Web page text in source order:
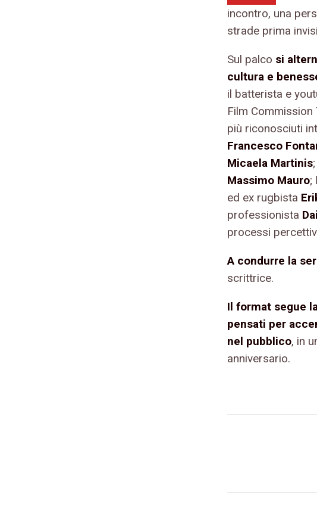
incontro, una
strade prima
Sul palco si
cultura e
il batterista e
Film
più riconosciuti
Francesco
Micaela Martinis
Massimo Mauro;
ed ex rugbista
professionista
processi
A condurre la
scrittrice.
Il format segue
pensati per
nel pubblico, in
anniversario.